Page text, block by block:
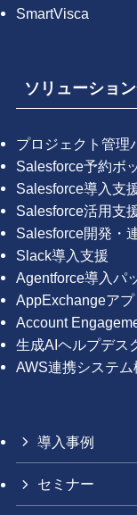
SmartVisca
ソリューショ
プロジェクト管理
Salesforce予約ボ
Salesforce導入支
Salesforce活用支
Salesforce開発・
Slack導入支援
Agentforce導入パ
AppExchangeア
Account
生成AIヘルプデス
AWS連携システム
導入事例
セミナー